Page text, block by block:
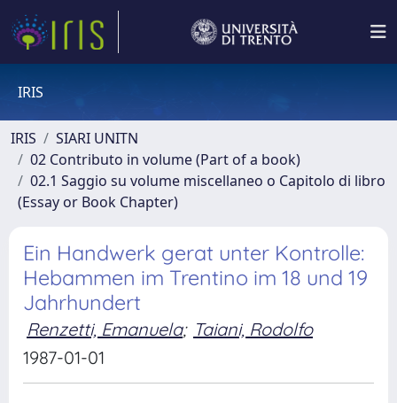
IRIS
IRIS
SIARI UNITN
02 Contributo in volume (Part of a book)
02.1 Saggio su volume miscellaneo o Capitolo di libro
(Essay or Book Chapter)
Ein Handwerk gerat unter Kontrolle:
Hebammen im Trentino im 18 und 19
Jahrhundert
Renzetti, Emanuela; Taiani, Rodolfo
1987-01-01